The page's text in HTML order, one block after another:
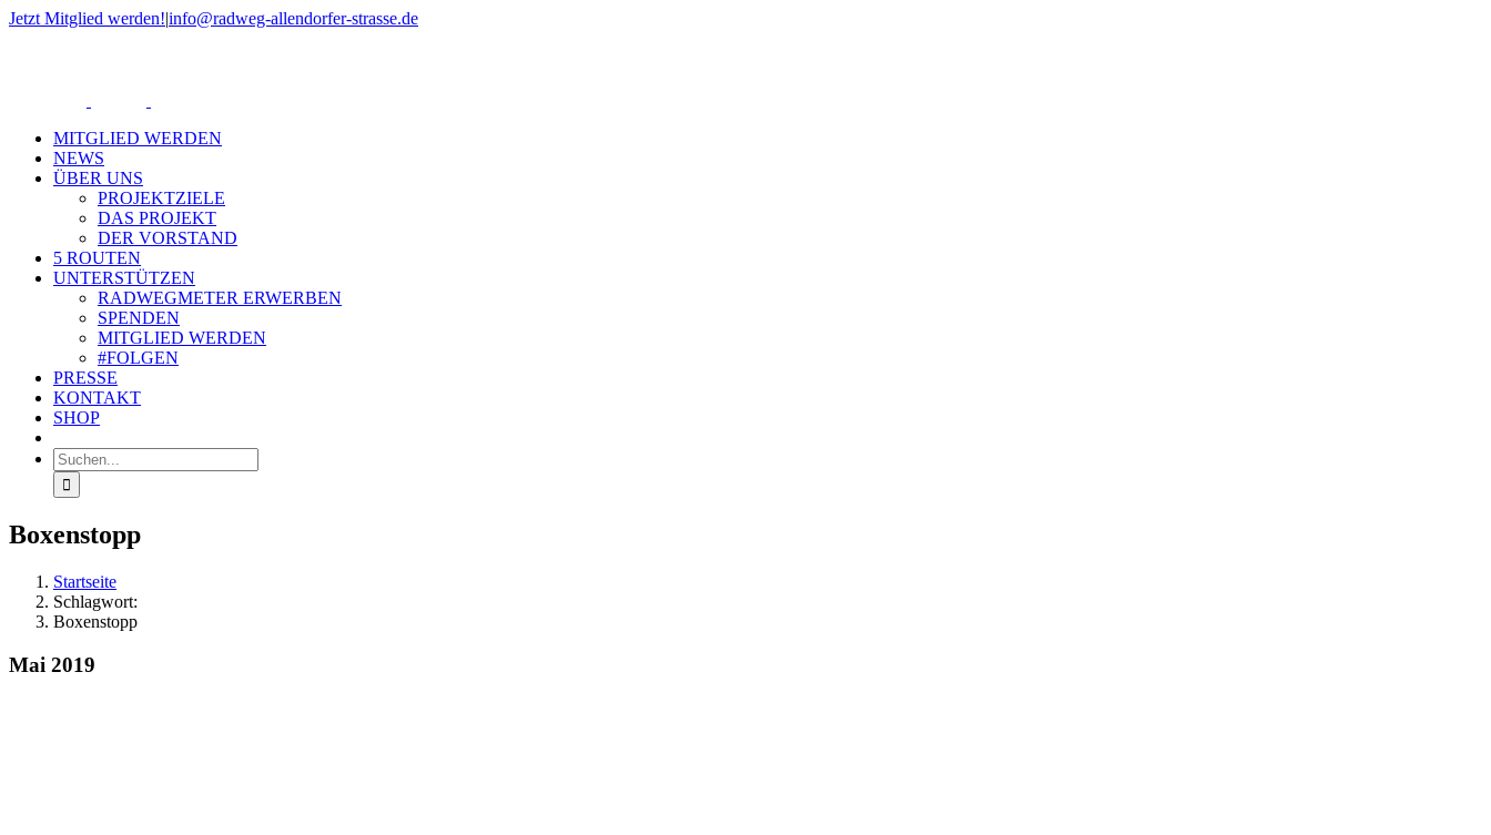
Zum
Jetzt Mitglied werden!|info@radweg-allendorfer-strasse.de
MITGLIED WERDEN
NEWS
ÜBER UNS
PROJEKTZIELE
DAS PROJEKT
DER VORSTAND
5 ROUTEN
UNTERSTÜTZEN
RADWEGMETER ERWERBEN
SPENDEN
MITGLIED WERDEN
#FOLGEN
PRESSE
KONTAKT
SHOP
Suche
nach:
Boxenstopp
Startseite
Schlagwort:
Boxenstopp
Mai 2019